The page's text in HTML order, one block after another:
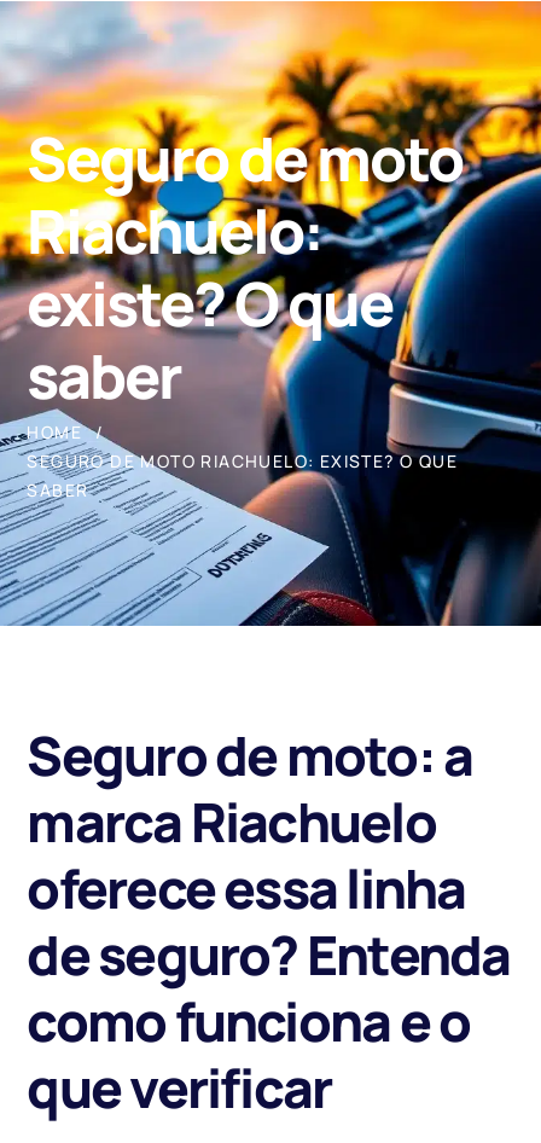
Seguro de moto
Riachuelo:
existe? O que
saber
HOME
SEGURO DE MOTO RIACHUELO: EXISTE? O QUE
SABER
Seguro de moto: a
marca Riachuelo
oferece essa linha
de seguro? Entenda
como funciona e o
que verificar